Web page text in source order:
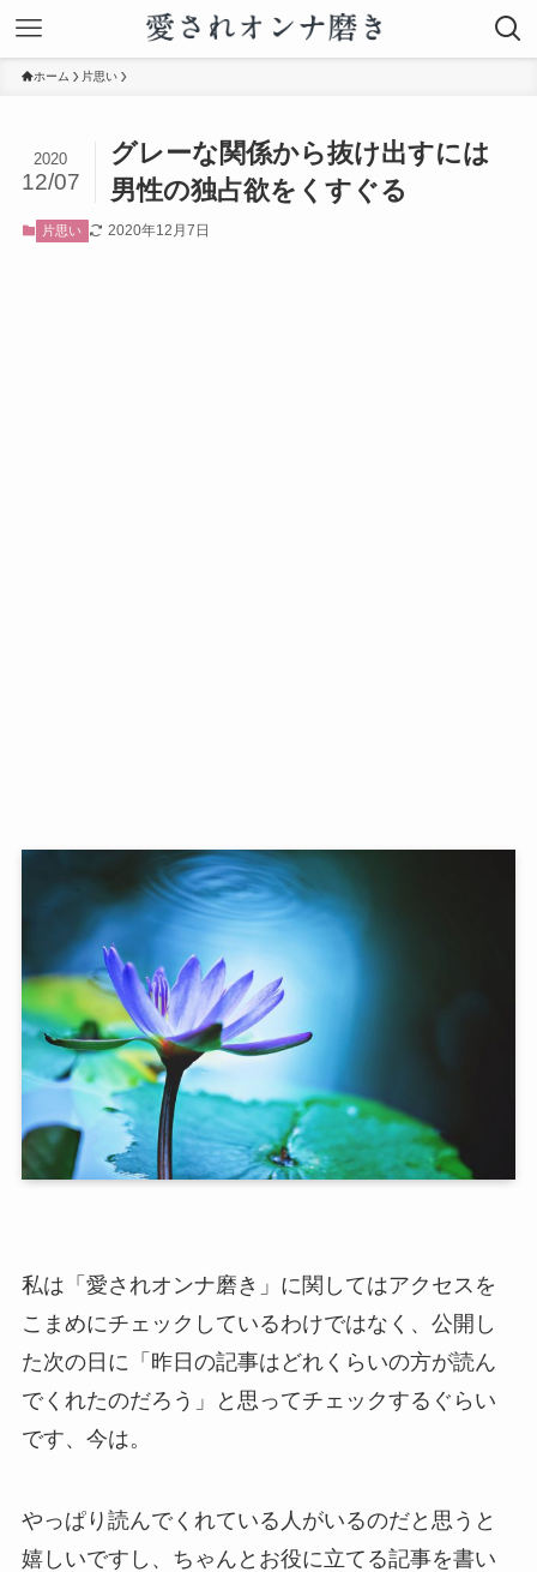
ホーム 片思い
グレーな関係から抜け出すには
男性の独占欲をくすぐる
2020
12/07
片思い 2020年12月7日
私は「愛されオンナ磨き」に関してはアクセスを
こまめにチェックしているわけではなく、公開し
た次の日に「昨日の記事はどれくらいの方が読ん
でくれたのだろう」と思ってチェックするぐらい
です、今は。
やっぱり読んでくれている人がいるのだと思うと
嬉しいですし、ちゃんとお役に立てる記事を書い